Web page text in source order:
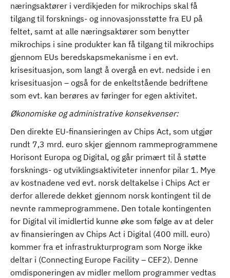
næringsaktører i verdikjeden for mikrochips skal få
tilgang til forsknings- og innovasjonsstøtte fra EU på
feltet, samt at alle næringsaktører som benytter
mikrochips i sine produkter kan få tilgang til mikrochips
gjennom EUs beredskapsmekanisme i en evt.
krisesituasjon, som langt å overgå en evt. nedside i en
krisesituasjon – også for de enkeltstående bedriftene
som evt. kan berøres av føringer for egen aktivitet.
Økonomiske og administrative konsekvenser:
Den direkte EU-finansieringen av Chips Act, som utgjør
rundt 7,3 mrd. euro skjer gjennom rammeprogrammene
Horisont Europa og Digital, og går primært til å støtte
forsknings- og utviklingsaktiviteter innenfor pilar 1. Mye
av kostnadene ved evt. norsk deltakelse i Chips Act er
derfor allerede dekket gjennom norsk kontingent til de
nevnte rammeprogrammene. Den totale kontingenten
for Digital vil imidlertid kunne øke som følge av at deler
av finansieringen av Chips Act i Digital (400 mill. euro)
kommer fra et infrastrukturprogram som Norge ikke
deltar i (Connecting Europe Facility – CEF2). Denne
omdisponeringen av midler mellom programmer vedtas